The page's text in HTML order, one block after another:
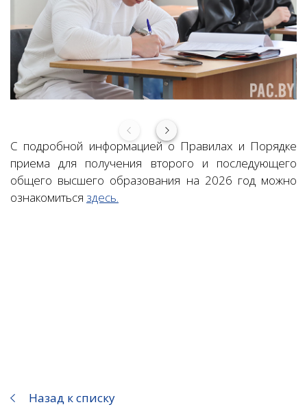
С подробной информацией о Правилах и Порядке
приема для получения второго и последующего
общего высшего образования на 2026 год можно
ознакомиться здесь.
Назад к списку